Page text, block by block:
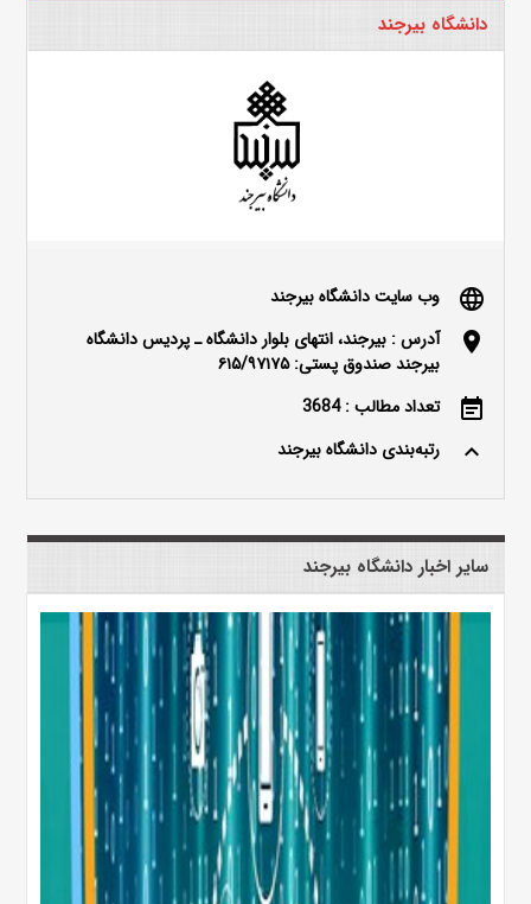
دانشگاه بیرجند
language وب سایت دانشگاه بیرجند
location_on
آدرس : بیرجند، انتهای بلوار دانشگاه ـ پردیس دانشگاه
بیرجند صندوق پستی: ۶۱۵/۹۷۱۷۵
event_note تعداد مطالب : 3684
keyboard_arrow_up رتبه‌بندی دانشگاه بیرجند
سایر اخبار دانشگاه بیرجند